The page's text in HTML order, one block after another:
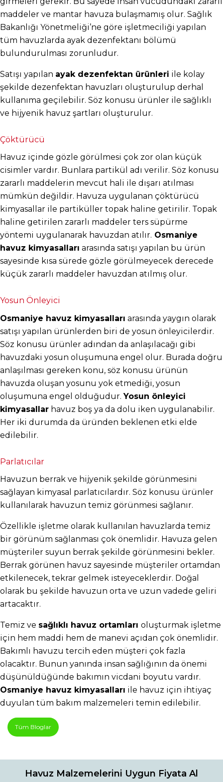
maddeler ve mantar havuza bulaşmamış olur. Sağlık
Bakanlığı Yönetmeliği’ne göre işletmeciliği yapılan
tüm havuzlarda ayak dezenfektanı bölümü
bulundurulması zorunludur.
Satışı yapılan ayak dezenfektan ürünleri ile kolay
şekilde dezenfektan havuzları oluşturulup derhal
kullanıma geçilebilir. Söz konusu ürünler ile sağlıklı
ve hijyenik havuz şartları oluşturulur.
Çöktürücü
Havuz içinde gözle görülmesi çok zor olan küçük
cisimler vardır. Bunlara partikül adı verilir. Söz konusu
zararlı maddelerin mevcut hali ile dışarı atılması
mümkün değildir. Havuza uygulanan çöktürücü
kimyasallar ile partiküller topak haline getirilir. Topak
haline getirilen zararlı maddeler ters süpürme
yöntemi uygulanarak havuzdan atılır. Osmaniye
havuz kimyasalları arasında satışı yapılan bu ürün
sayesinde kısa sürede gözle görülmeyecek derecede
küçük zararlı maddeler havuzdan atılmış olur.
Yosun Önleyici
Osmaniye havuz kimyasalları arasında yaygın olarak
satışı yapılan ürünlerden biri de yosun önleyicilerdir.
Söz konusu ürünler adından da anlaşılacağı gibi
havuzdaki yosun oluşumuna engel olur. Burada doğru
anlaşılması gereken konu, söz konusu ürünün
havuzda oluşan yosunu yok etmediği, yosun
oluşumuna engel olduğudur. Yosun önleyici
kimyasallar havuz boş ya da dolu iken uygulanabilir.
Her iki durumda da üründen beklenen etki elde
edilebilir.
Parlatıcılar
Havuzun berrak ve hijyenik şekilde görünmesini
sağlayan kimyasal parlatıcılardır. Söz konusu ürünler
kullanılarak havuzun temiz görünmesi sağlanır.
Özellikle işletme olarak kullanılan havuzlarda temiz
bir görünüm sağlanması çok önemlidir. Havuza gelen
müşteriler suyun berrak şekilde görünmesini bekler.
Berrak görünen havuz sayesinde müşteriler ortamdan
etkilenecek, tekrar gelmek isteyeceklerdir. Doğal
olarak bu şekilde havuzun orta ve uzun vadede geliri
artacaktır.
Temiz ve sağlıklı havuz ortamları oluşturmak işletme
için hem maddi hem de manevi açıdan çok önemlidir.
Bakımlı havuzu tercih eden müşteri çok fazla
olacaktır. Bunun yanında insan sağlığının da önemi
Osmaniye havuz kimyasalları ile havuz için ihtiyaç
duyulan tüm bakım malzemeleri temin edilebilir.
Tüm Bloglar
Havuz Malzemelerini Uygun Fiyata Al